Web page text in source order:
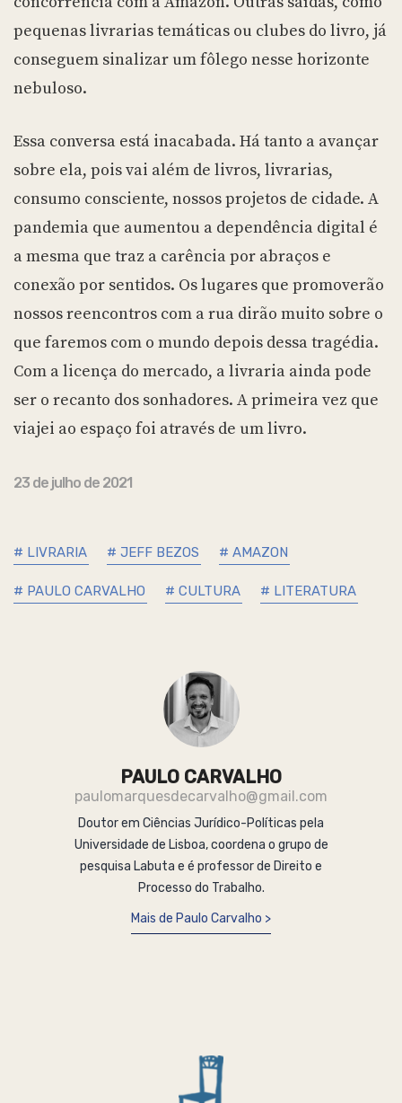
pequenas livrarias temáticas ou clubes do livro, já
conseguem sinalizar um fôlego nesse horizonte
nebuloso.
Essa conversa está inacabada. Há tanto a avançar
sobre ela, pois vai além de livros, livrarias,
consumo consciente, nossos projetos de cidade. A
pandemia que aumentou a dependência digital é
a mesma que traz a carência por abraços e
conexão por sentidos. Os lugares que promoverão
nossos reencontros com a rua dirão muito sobre o
que faremos com o mundo depois dessa tragédia.
Com a licença do mercado, a livraria ainda pode
ser o recanto dos sonhadores. A primeira vez que
viajei ao espaço foi através de um livro.
23 de julho de 2021
# LIVRARIA # JEFF BEZOS # AMAZON
# PAULO CARVALHO # CULTURA # LITERATURA
PAULO CARVALHO
paulomarquesdecarvalho@gmail.com
Doutor em Ciências Jurídico-Políticas pela
Universidade de Lisboa, coordena o grupo de
pesquisa Labuta e é professor de Direito e
Processo do Trabalho.
Mais de Paulo Carvalho